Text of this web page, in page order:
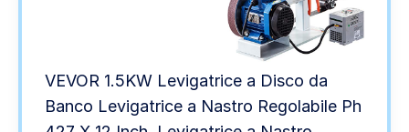
VEVOR 1.5KW Levigatrice a Disco da
Banco Levigatrice a Nastro Regolabile Ph